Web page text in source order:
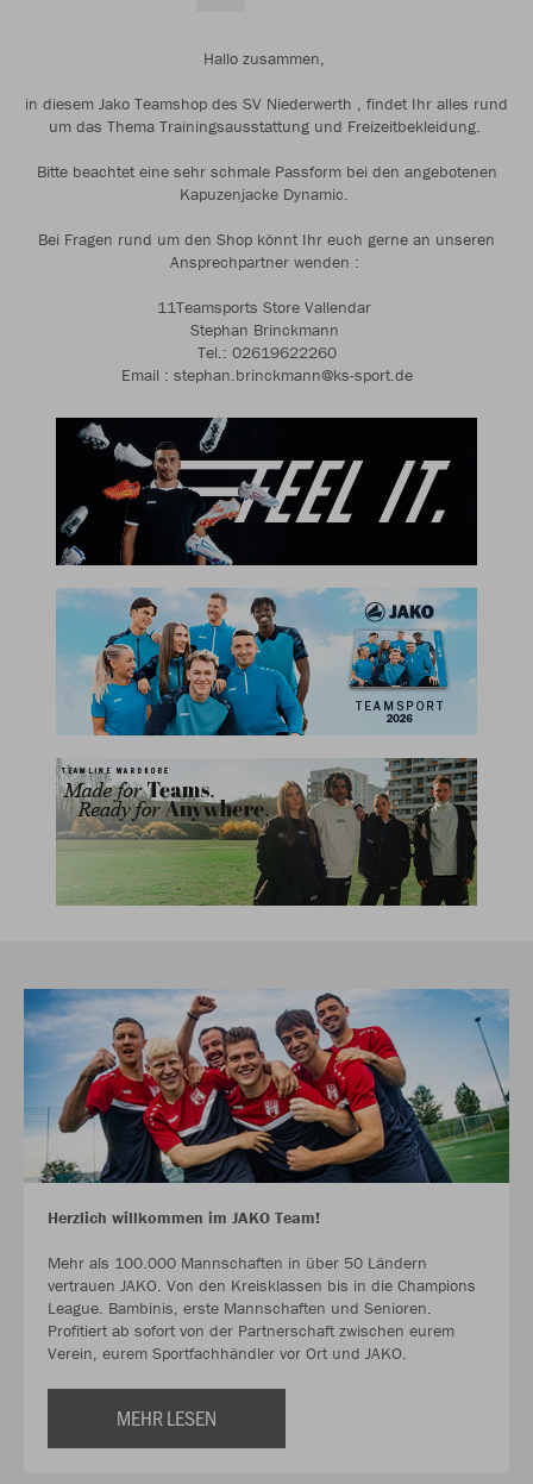
Hallo zusammen,
in diesem Jako Teamshop des SV Niederwerth , findet Ihr alles rund
um das Thema Trainingsausstattung und Freizeitbekleidung.
Bitte beachtet eine sehr schmale Passform bei den angebotenen
Kapuzenjacke Dynamic.
Bei Fragen rund um den Shop könnt Ihr euch gerne an unseren
Ansprechpartner wenden :
11Teamsports Store Vallendar
Stephan Brinckmann
Tel.: 02619622260
Email : stephan.brinckmann@ks-sport.de
Herzlich willkommen im JAKO Team!
Mehr als 100.000 Mannschaften in über 50 Ländern
vertrauen JAKO. Von den Kreisklassen bis in die Champions
League. Bambinis, erste Mannschaften und Senioren.
Profitiert ab sofort von der Partnerschaft zwischen eurem
Verein, eurem Sportfachhändler vor Ort und JAKO.
MEHR LESEN